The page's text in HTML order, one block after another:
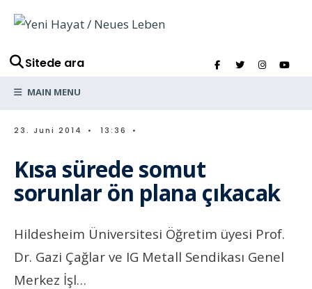
Sitede ara
MAIN MENU
23. Juni 2014 • 13:36 •
Kısa sürede somut
sorunlar ön plana çıkacak
Hildesheim Üniversitesi Öğretim üyesi Prof.
Dr. Gazi Çağlar ve IG Metall Sendikası Genel
Merkez İşl…